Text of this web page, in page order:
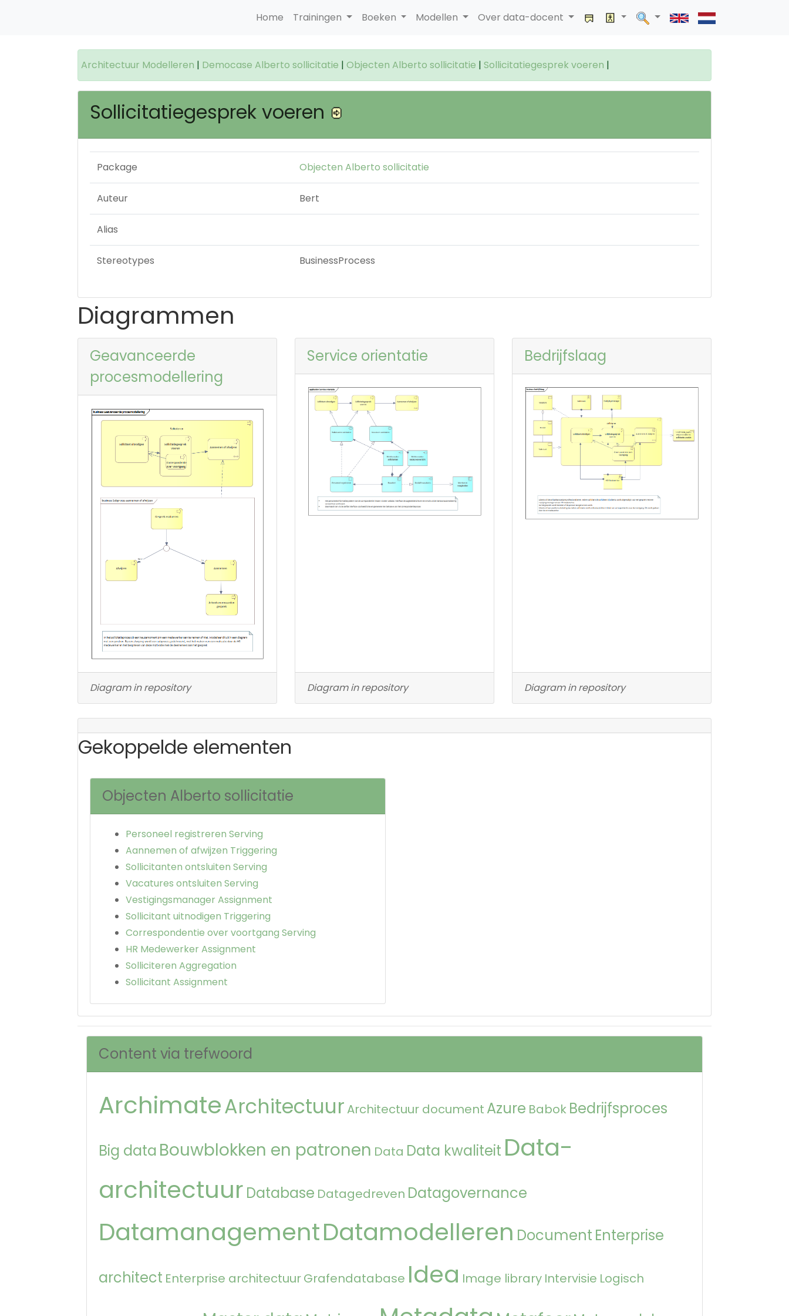
Home Trainingen Boeken Modellen Over data-docent
Architectuur Modelleren | Democase Alberto sollicitatie | Objecten Alberto sollicitatie | Sollicitatiegesprek voeren |
Sollicitatiegesprek voeren
Package Objecten Alberto sollicitatie
Auteur Bert
Alias
Stereotypes BusinessProcess
Diagrammen
Geavanceerde
procesmodellering
Diagram in repository
Service orientatie
Diagram in repository
Bedrijfslaag
Diagram in repository
Gekoppelde elementen
Objecten Alberto sollicitatie
Personeel registreren Serving
Aannemen of afwijzen Triggering
Sollicitanten ontsluiten Serving
Vacatures ontsluiten Serving
Vestigingsmanager Assignment
Sollicitant uitnodigen Triggering
Correspondentie over voortgang Serving
HR Medewerker Assignment
Solliciteren Aggregation
Sollicitant Assignment
Content via trefwoord
ArchimateArchitectuur Architectuur document Azure Babok Bedrijfsproces
Big data Bouwblokken en patronen Data Data kwaliteit Data-
architectuur Database Datagedreven Datagovernance
DatamanagementDatamodelleren Document Enterprise
architect Enterprise architectuurGrafendatabase Idea Image library Intervisie Logisch